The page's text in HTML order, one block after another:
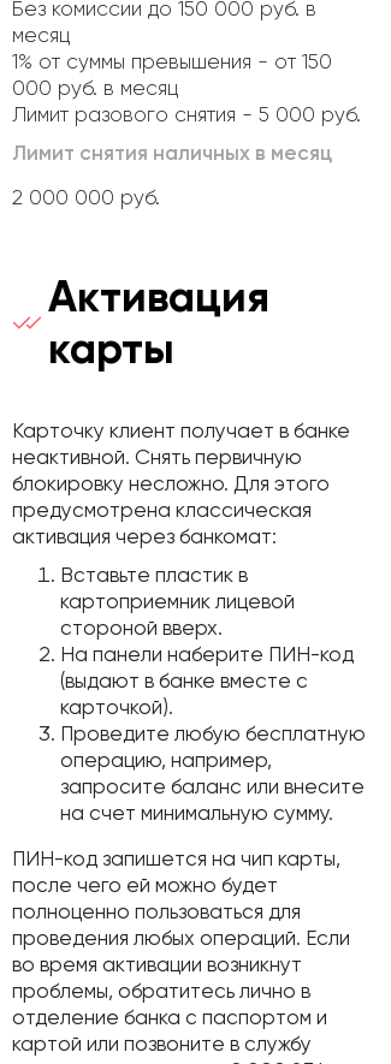
Без комиссии до 150 000 руб. в
месяц
1% от суммы превышения - от 150
000 руб. в месяц
Лимит разового снятия - 5 000 руб.
Лимит снятия наличных в месяц
2 000 000 руб.
Активация
карты
Карточку клиент получает в банке
неактивной. Снять первичную
блокировку несложно. Для этого
предусмотрена классическая
активация через банкомат:
Вставьте пластик в
картоприемник лицевой
стороной вверх.
На панели наберите ПИН-код
(выдают в банке вместе с
карточкой).
Проведите любую бесплатную
операцию, например,
запросите баланс или внесите
на счет минимальную сумму.
ПИН-код запишется на чип карты,
после чего ей можно будет
полноценно пользоваться для
проведения любых операций. Если
во время активации возникнут
проблемы, обратитесь лично в
отделение банка с паспортом и
картой или позвоните в службу